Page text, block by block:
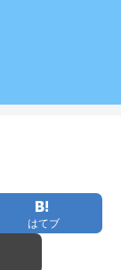
はてブ